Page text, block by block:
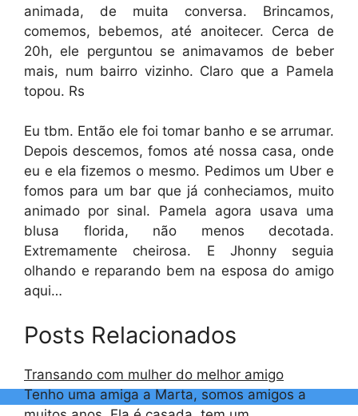
animada, de muita conversa. Brincamos,
comemos, bebemos, até anoitecer. Cerca de
20h, ele perguntou se animavamos de beber
mais, num bairro vizinho. Claro que a Pamela
topou. Rs
Eu tbm. Então ele foi tomar banho e se arrumar.
Depois descemos, fomos até nossa casa, onde
eu e ela fizemos o mesmo. Pedimos um Uber e
fomos para um bar que já conheciamos, muito
animado por sinal. Pamela agora usava uma
blusa florida, não menos decotada.
Extremamente cheirosa. E Jhonny seguia
olhando e reparando bem na esposa do amigo
aqui…
Posts Relacionados
Transando com mulher do melhor amigo
Tenho uma amiga a Marta, somos amigos a